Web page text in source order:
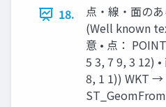
18.
点・線・面の
(Well known
意 • 点：
5 3, 7 9, 3 12)
8, 1 1)) WKT →